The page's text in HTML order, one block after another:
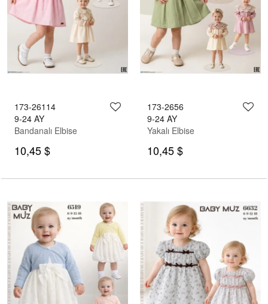
173-26114
9-24 AY
Bandanalı Elbise
10,45 $
173-2656
9-24 AY
Yakalı Elbise
10,45 $